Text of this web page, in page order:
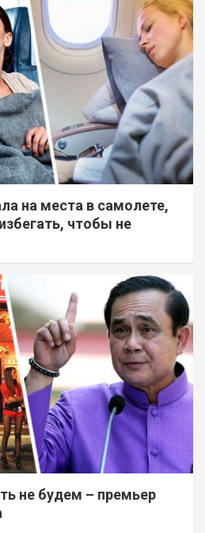
на места в самолете,
чтобы не
не будем – премьер